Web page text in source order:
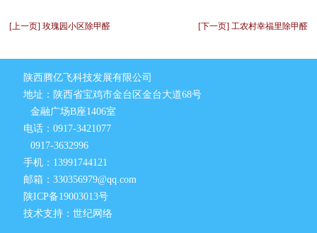
[上一页] 玫瑰园小区除甲醛 [下一页] 工农村幸福里除甲醛
陕西腾亿飞科技发展有限公司
地址：陕西省宝鸡市金台区金台大道68号
金融广场B座1406室
电话：0917-3421077
0917-3632996
手机：13991744121
邮箱：330356979@qq.com
陕ICP备19003013号
技术支持：世纪网络